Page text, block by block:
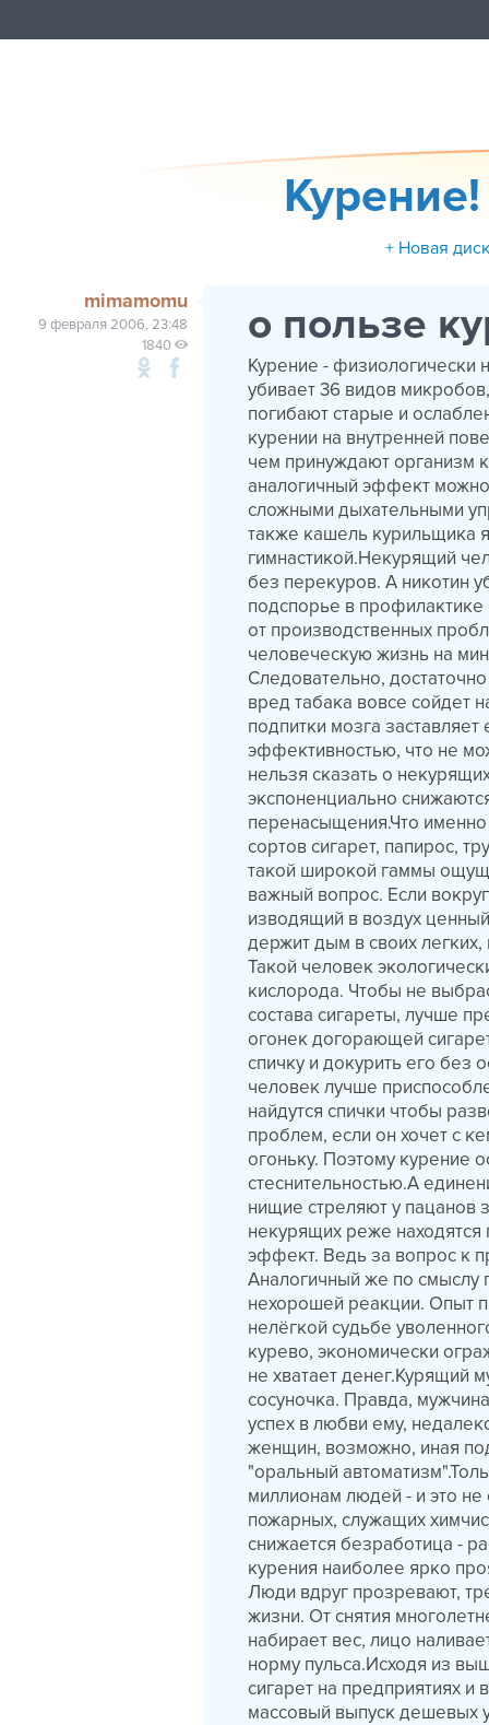
+ Новая
mimamomu
9 февраля 2006, 23:48
1840
о пользе
Курение - физиологически
убивает 36 видов
погибают старые и
курении на внутренней
чем принуждают организм
аналогичный эффект
сложными дыхательными
также кашель курильщика
гимнастикой.Некурящий
без перекуров. А никотин
подспорье в профилактике
от производственных
человеческую жизнь на
Следовательно,
вред табака вовсе сойдет
подпитки мозга
эффективностью, что не
нельзя сказать о
экспоненциально
перенасыщения.Что
сортов сигарет, папирос,
такой широкой гаммы
важный вопрос. Если
изводящий в воздух
держит дым в своих
Такой человек
кислорода. Чтобы не
состава сигареты, лучше
огонек догорающей
спичку и докурить его без
человек лучше
найдутся спички чтобы
проблем, если он хочет с
огоньку. Поэтому курение
стеснительностью.А
нищие стреляют у пацанов
некурящих реже
эффект. Ведь за вопрос к
Аналогичный же по смыслу
нехорошей реакции. Опыт
нелёгкой судьбе
курево, экономически
не хватает денег.Курящий
сосуночка. Правда,
успех в любви ему,
женщин, возможно, иная
"оральный
миллионам людей - и это не
пожарных, служащих
снижается безработица -
курения наиболее ярко
Люди вдруг прозревают,
жизни. От снятия
набирает вес, лицо
норму пульса.Исходя из
сигарет на предприятиях
массовый выпуск дешевых